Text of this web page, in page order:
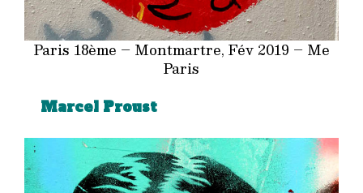
Paris 18ème – Montmartre, Fév 2019 – Me
Paris
Marcel Proust